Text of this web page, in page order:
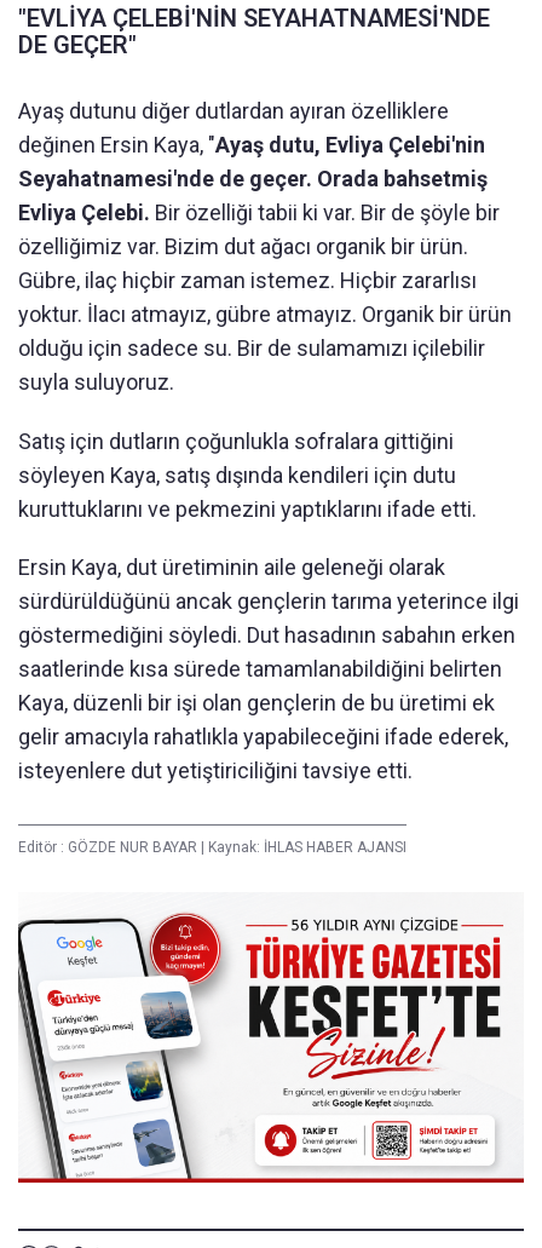
"EVLİYA ÇELEBİ'NİN SEYAHATNAMESİ'NDE
DE GEÇER"
Ayaş dutunu diğer dutlardan ayıran özelliklere
değinen Ersin Kaya, "Ayaş dutu, Evliya Çelebi'nin
Seyahatnamesi'nde de geçer. Orada bahsetmiş
Evliya Çelebi. Bir özelliği tabii ki var. Bir de şöyle bir
özelliğimiz var. Bizim dut ağacı organik bir ürün.
Gübre, ilaç hiçbir zaman istemez. Hiçbir zararlısı
yoktur. İlacı atmayız, gübre atmayız. Organik bir ürün
olduğu için sadece su. Bir de sulamamızı içilebilir
suyla suluyoruz.
Satış için dutların çoğunlukla sofralara gittiğini
söyleyen Kaya, satış dışında kendileri için dutu
kuruttuklarını ve pekmezini yaptıklarını ifade etti.
Ersin Kaya, dut üretiminin aile geleneği olarak
sürdürüldüğünü ancak gençlerin tarıma yeterince ilgi
göstermediğini söyledi. Dut hasadının sabahın erken
saatlerinde kısa sürede tamamlanabildiğini belirten
Kaya, düzenli bir işi olan gençlerin de bu üretimi ek
gelir amacıyla rahatlıkla yapabileceğini ifade ederek,
isteyenlere dut yetiştiriciliğini tavsiye etti.
Editör : GÖZDE NUR BAYAR Kaynak: İHLAS HABER AJANSI